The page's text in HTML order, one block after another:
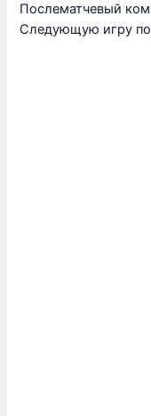
Послематчевый
Следующую игру